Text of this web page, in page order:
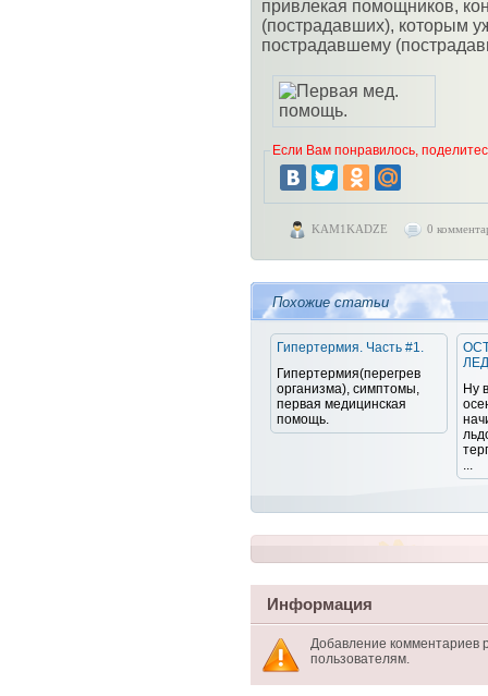
привлекая помощников,
(пострадавших), которым
пострадавшему
Если Вам понравилось,
KAM1KADZE 0
Похожие статьи
Гипертермия. Часть #1.
Гипертермия(перегрев
организма), симптомы,
первая медицинская
помощь.
Ну
...
Информация
Добавление комментариев
пользователям.